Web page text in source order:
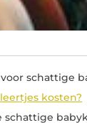
schattige
kosten?
schattige